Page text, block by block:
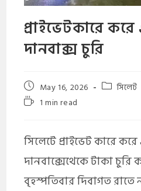
প্রাইভেটকারে করে
দানবাক্স চুরি
May 16, 2026 সিলেট
1 min read
সিলেটে প্রাইভেট কারে
দানবাক্সেথেকে টাকা চুরি
বৃহস্পতিবার দিবাগত রাতে